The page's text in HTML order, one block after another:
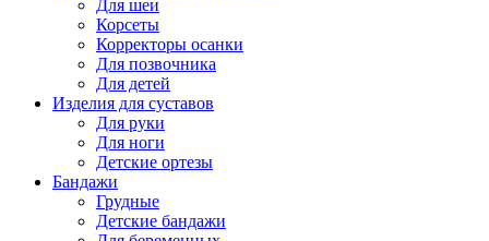
Для шеи
Корсеты
Корректоры осанки
Для позвочника
Для детей
Изделия для суставов
Для руки
Для ноги
Детские ортезы
Бандажи
Грудные
Детские бандажи